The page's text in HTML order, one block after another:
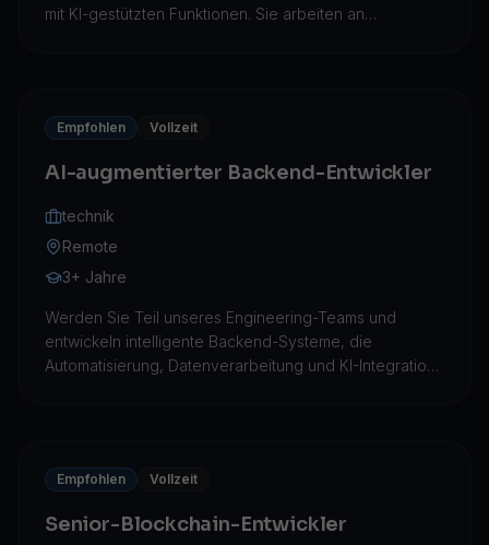
mit KI-gestützten Funktionen. Sie arbeiten an
Empfohlen Vollzeit
AI-augmentierter Backend-Entwickler
technik
Remote
3+ Jahre
Werden Sie Teil unseres Engineering-Teams und
entwickeln intelligente Backend-Systeme, die
Automatisierung, Datenverarbeitung und KI-Integration
Empfohlen Vollzeit
Senior-Blockchain-Entwickler